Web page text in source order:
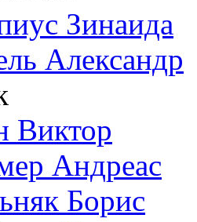
Зинаида
Александр
Виктор
Андреас
Борис